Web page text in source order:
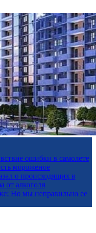
ошибки в самолете
мороженое
о происходящих в
от алкоголя
Но мы неправильно ее